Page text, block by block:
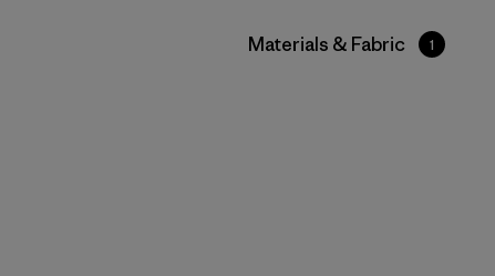
Filtrar por
Materials & Fabric 1